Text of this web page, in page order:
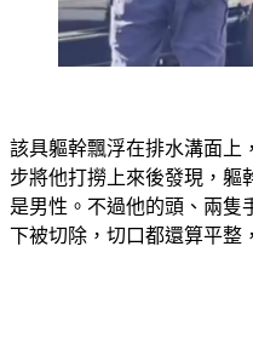
該具軀幹飄浮在排水溝面上
步將他打撈上來後發現，軀
是男性。不過他的頭、兩隻
下被切除，切口都還算平整